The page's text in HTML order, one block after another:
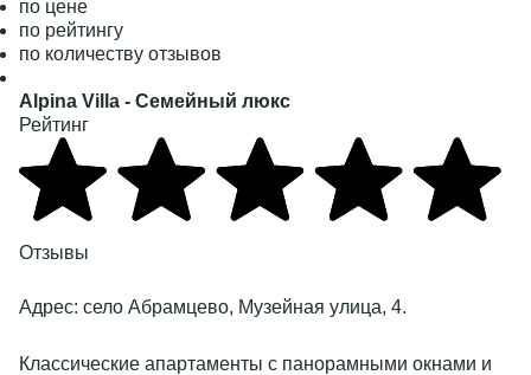
по цене
по рейтингу
по количеству отзывов
Alpina Villa - Семейный люкс
Рейтинг
Отзывы
Адрес: село Абрамцево, Музейная улица, 4.
Классические апартаменты с панорамными окнами и